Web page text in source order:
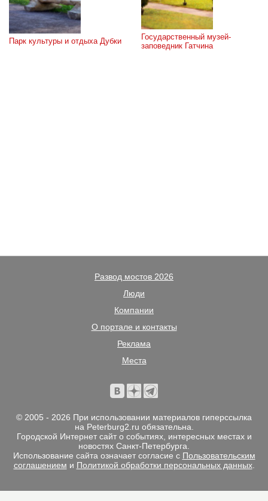
Парк культуры и отдыха Дубки
Государственный музей-
заповедник Гатчина
Развод мостов 2026
Люди
Компании
О портале и контакты
Реклама
Места
© 2005 - 2026 При использовании материалов гиперссылка
на Peterburg2.ru обязательна.
Городской Интернет сайт о событиях, интересных местах и
новостях Санкт-Петербурга.
Использование сайта означает согласие с Пользовательским
соглашением и Политикой обработки персональных данных.